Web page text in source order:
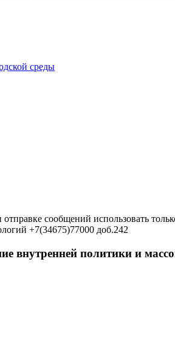
среды
сообщений использовать
+7(34675)77000 доб.242
внутренней политики и